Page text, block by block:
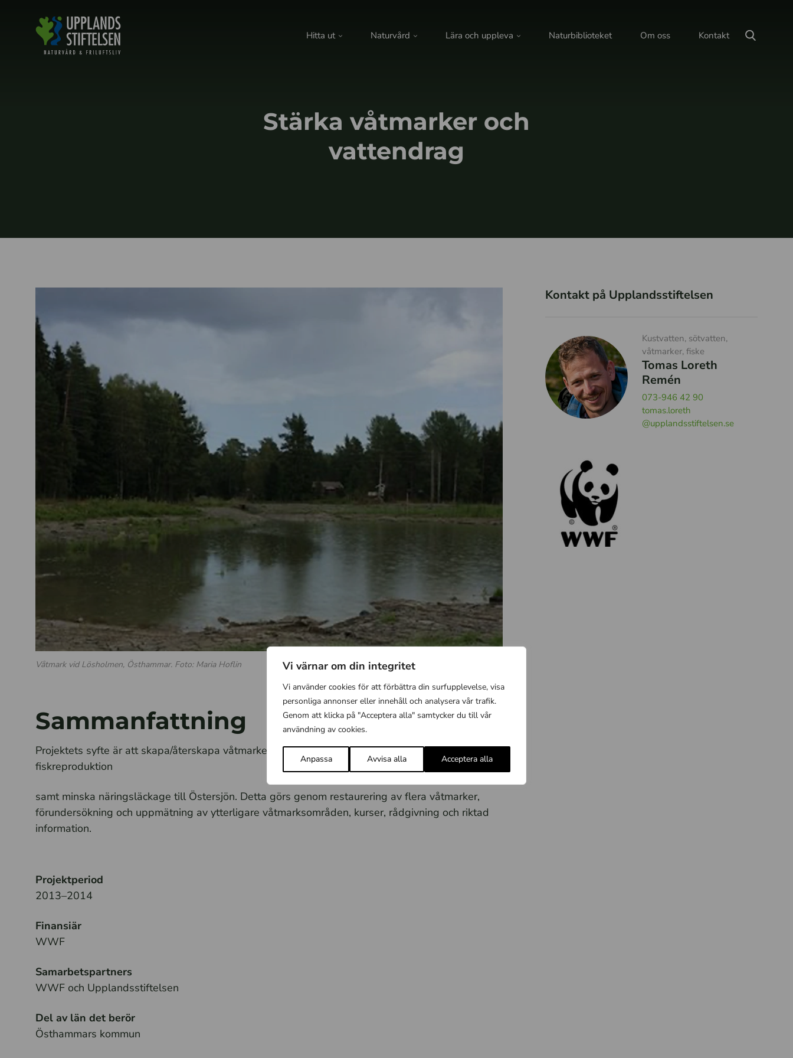
Vi värnar om din integritet
Vi använder cookies för att förbättra din surfupplevelse, visa
personliga annonser eller innehåll och analysera vår trafik.
Genom att klicka på "Acceptera alla" samtycker du till vår
användning av cookies.
Anpassa Avvisa alla Acceptera alla
Hitta ut Naturvård Lära och uppleva Naturbiblioteket Om oss Kontakt
Stärka våtmarker och
vattendrag
Kontakt på Upplandsstiftelsen
Kustvatten, sötvatten,
våtmarker, fiske
Tomas Loreth
Remén
073-946 42 90
tomas.loreth
@upplandsstiftelsen.se
Våtmark vid Lösholmen, Östhammar. Foto: Maria Hoflin
Sammanfattning
Projektets syfte är att skapa/återskapa våtmarker till nytta för biologisk mångfald och
fiskreproduktion
samt minska näringsläckage till Östersjön. Detta görs genom restaurering av flera våtmarker,
förundersökning och uppmätning av ytterligare våtmarksområden, kurser, rådgivning och riktad
information.
Projektperiod
2013–2014
Finansiär
WWF
Samarbetspartners
WWF och Upplandsstiftelsen
Del av län det berör
Östhammars kommun